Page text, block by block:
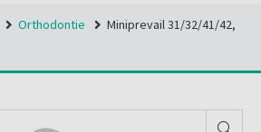
Orthodontie
Miniprevail 31/32/41/42,